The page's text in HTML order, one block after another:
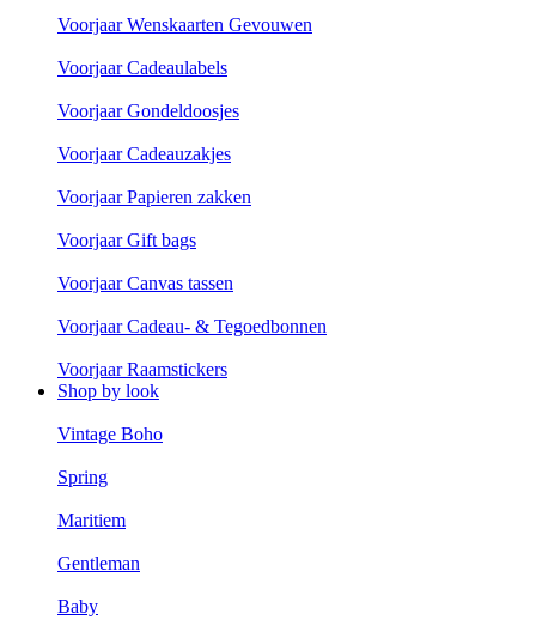
Voorjaar Wenskaarten Gevouwen
Voorjaar Cadeaulabels
Voorjaar Gondeldoosjes
Voorjaar Cadeauzakjes
Voorjaar Papieren zakken
Voorjaar Gift bags
Voorjaar Canvas tassen
Voorjaar Cadeau- & Tegoedbonnen
Voorjaar Raamstickers
Shop by look
Vintage Boho
Spring
Maritiem
Gentleman
Baby